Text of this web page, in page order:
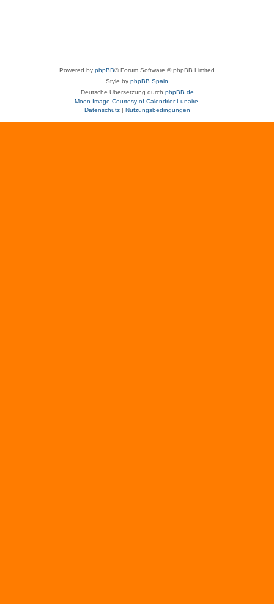
Powered by phpBB® Forum Software © phpBB Limited
Style by phpBB Spain
Deutsche Übersetzung durch phpBB.de
Moon Image Courtesy of Calendrier Lunaire.
Datenschutz| Nutzungsbedingungen